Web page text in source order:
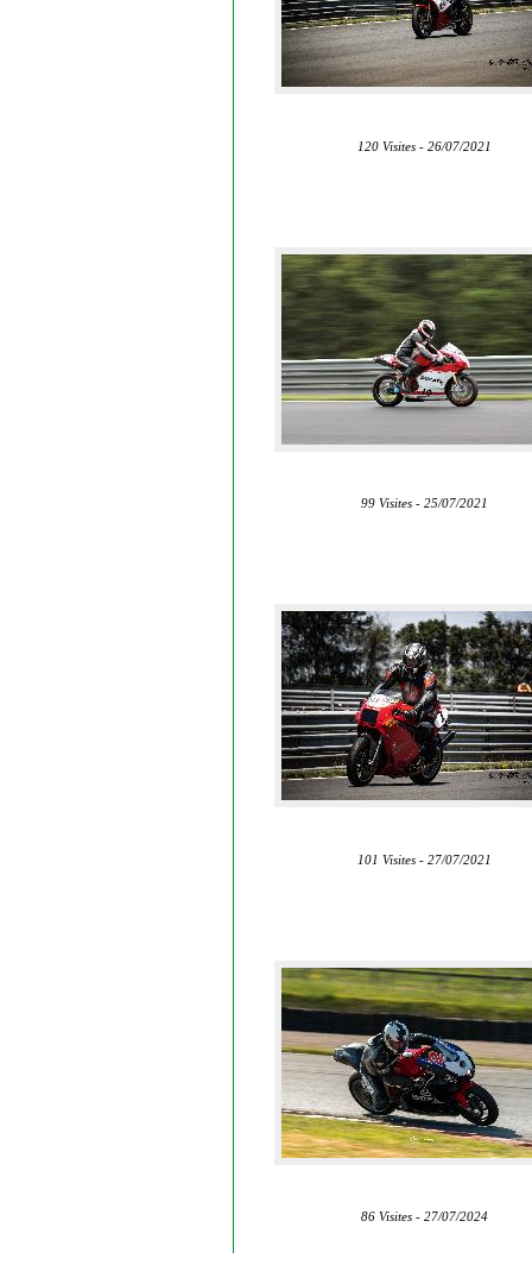
120 Visites - 26/07/2021
99 Visites - 25/07/2021
101 Visites - 27/07/2021
86 Visites - 27/07/2024